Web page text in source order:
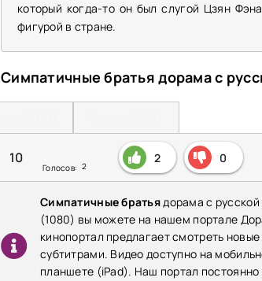
который когда-то он был слугой Цзян
фигурой в стране.
Симпатичные братья дорама с
10
Голосов: 2
2 0
Симпатичные братьядорама с
(1080) вы можете на нашем портале
кинопортал предлагает смотреть
субтитрами. Видео доступно на
планшете (iPad). Наш портал